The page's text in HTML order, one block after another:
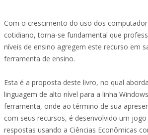
Com o crescimento do uso dos
cotidiano, torna-se fundamental que
níveis de ensino agregem este recurso em
ferramenta de ensino.
Esta é a proposta deste livro, no qual
linguagem de alto nível para a linha
ferramenta, onde ao término de sua
com seus recursos, é desenvolvido um
respostas usando a Ciências Econômicas